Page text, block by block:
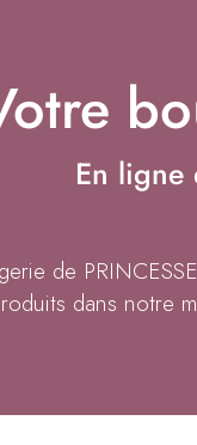
En ligne
de
dans notre